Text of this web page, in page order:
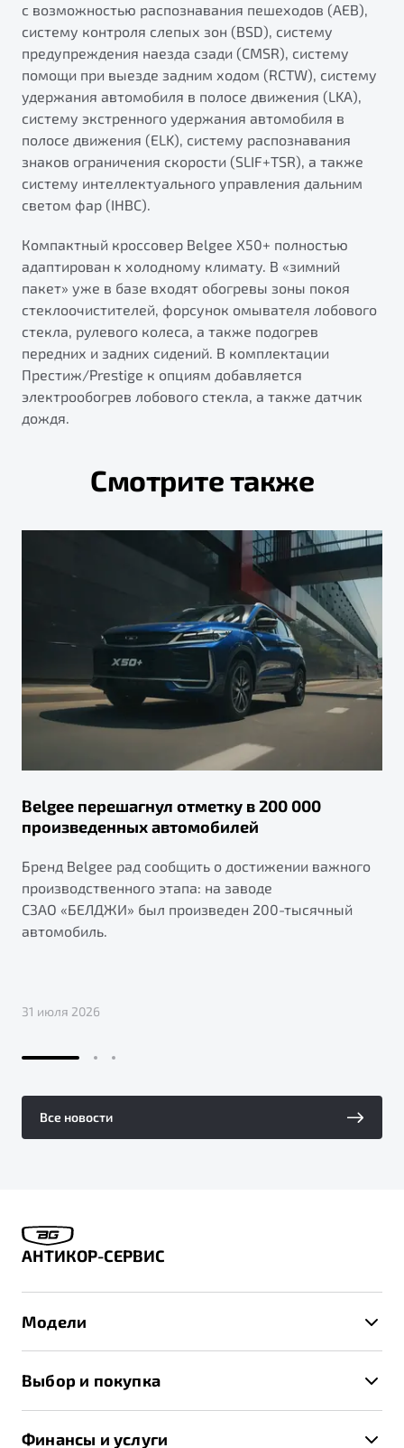
с возможностью распознавания пешеходов (AEB),
систему контроля слепых зон (BSD), систему
предупреждения наезда сзади (CMSR), систему
помощи при выезде задним ходом (RCTW), систему
удержания автомобиля в полосе движения (LKA),
систему экстренного удержания автомобиля в
полосе движения (ELK), систему распознавания
знаков ограничения скорости (SLIF+TSR), а также
систему интеллектуального управления дальним
светом фар (IHBC).
Компактный кроссовер Belgee X50+ полностью
адаптирован к холодному климату. В «зимний
пакет» уже в базе входят обогревы зоны покоя
стеклоочистителей, форсунок омывателя лобового
стекла, рулевого колеса, а также подогрев
передних и задних сидений. В комплектации
Престиж/Prestige к опциям добавляется
электрообогрев лобового стекла, а также датчик
дождя.
Смотрите также
Belgee перешагнул отметку в 200 000
произведенных автомобилей
Бренд Belgee рад сообщить о достижении важного
производственного этапа: на заводе
СЗАО «БЕЛДЖИ» был произведен 200-тысячный
автомобиль.
31 июля 2026
Все новости
АНТИКОР-СЕРВИС
Модели
X70
Выбор и покупка
Финансы и услуги